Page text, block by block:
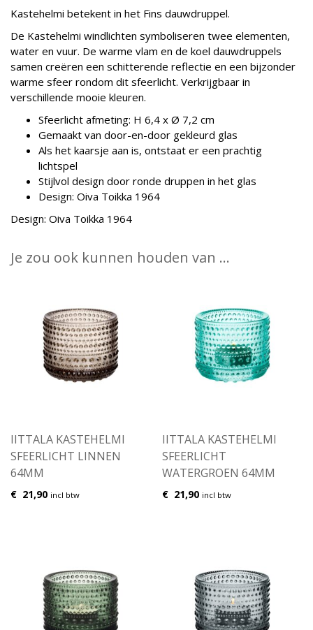
Kastehelmi betekent in het Fins dauwdruppel.
De Kastehelmi windlichten symboliseren twee elementen,
water en vuur. De warme vlam en de koel dauwdruppels
samen creëren een schitterende reflectie en een bijzonder
warme sfeer rondom dit sfeerlicht. Verkrijgbaar in
verschillende mooie kleuren.
Sfeerlicht afmeting: H 6,4 x Ø 7,2 cm
Gemaakt van door-en-door gekleurd glas
Als het kaarsje aan is, ontstaat er een prachtig
lichtspel
Stijlvol design door ronde druppen in het glas
Design: Oiva Toikka 1964
Design: Oiva Toikka 1964
Je zou ook kunnen houden van …
IITTALA KASTEHELMI
SFEERLICHT LINNEN
64MM
€ 21,90 incl btw
IITTALA KASTEHELMI
SFEERLICHT
WATERGROEN 64MM
€ 21,90 incl btw